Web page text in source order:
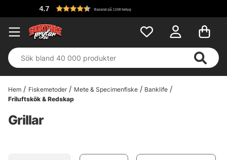
Baserat på 1158 betyg
Hem Fiskemetoder Mete & Specimenfiske
Banklife
Friluftskök & Redskap
Grillar